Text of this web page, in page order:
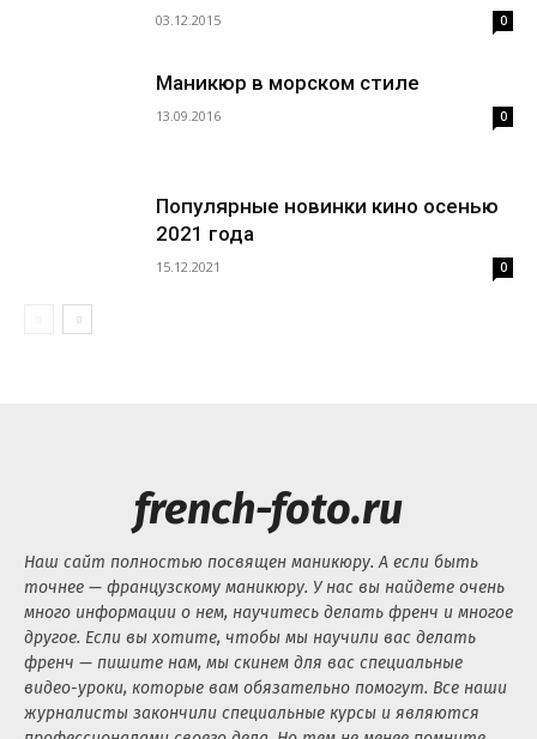
03.12.2015 0
Маникюр в морском стиле
13.09.2016 0
Популярные новинки кино осенью
2021 года
15.12.2021 0
french-foto.ru
Наш сайт полностью посвящен маникюру. А если быть
точнее — французскому маникюру. У нас вы найдете очень
много информации о нем, научитесь делать френч и многое
другое. Если вы хотите, чтобы мы научили вас делать
френч — пишите нам, мы скинем для вас специальные
видео-уроки, которые вам обязательно помогут. Все наши
журналисты закончили специальные курсы и являются